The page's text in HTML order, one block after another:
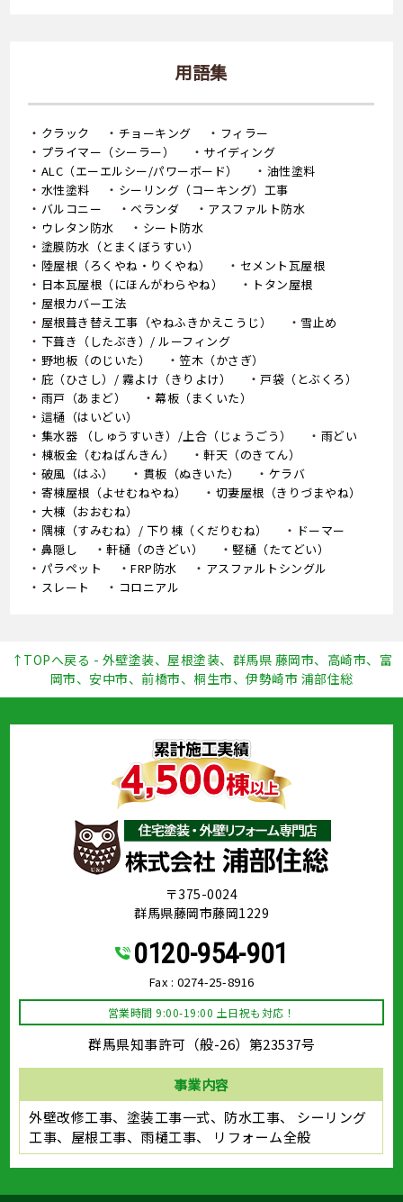
用語集
クラック チョーキング
フィラー
プライマー（シーラー）
サイディング
ALC（エーエルシー/パワーボード）
油性塗料
水性塗料
シーリング（コーキング）工事
バルコニー
ベランダ
アスファルト防水
ウレタン防水
シート防水
塗膜防水（とまくぼうすい）
陸屋根（ろくやね・りくやね）
セメント瓦屋根
日本瓦屋根（にほんがわらやね）
トタン屋根
屋根カバー工法
屋根葺き替え工事（やねふきかえこうじ）
雪止め
下葺き（したぶき）/ ルーフィング
野地板（のじいた）
笠木（かさぎ）
庇（ひさし）/ 霧よけ（きりよけ）
戸袋（とぶくろ）
雨戸（あまど）
幕板（まくいた）
這樋（はいどい）
集水器 （しゅうすいき）/上合（じょうごう）
雨どい
棟板金（むねばんきん）
軒天（のきてん）
破風（はふ）
貫板（ぬきいた）
ケラバ
寄棟屋根（よせむねやね）
切妻屋根（きりづまやね）
大棟（おおむね）
隅棟（すみむね）/ 下り棟（くだりむね）
ドーマー
鼻隠し
軒樋（のきどい）
竪樋（たてどい）
パラペット
FRP防水
アスファルトシングル
スレート
コロニアル
↑TOPへ戻る - 外壁塗装、屋根塗装、群馬県 藤岡市、高崎市、富
岡市、安中市、前橋市、桐生市、伊勢崎市 浦部住総
〒375-0024
群馬県藤岡市藤岡1229
0120-954-901
Fax : 0274-25-8916
営業時間 9:00-19:00 土日祝も対応！
群馬県知事許可（般-26）第23537号
事業内容
外壁改修工事、塗装工事⼀式、防水工事、
シーリング
工事、屋根工事、雨樋工事、
リフォーム全般